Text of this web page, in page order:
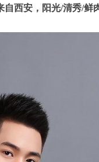
自西安，阳光/清秀/鲜